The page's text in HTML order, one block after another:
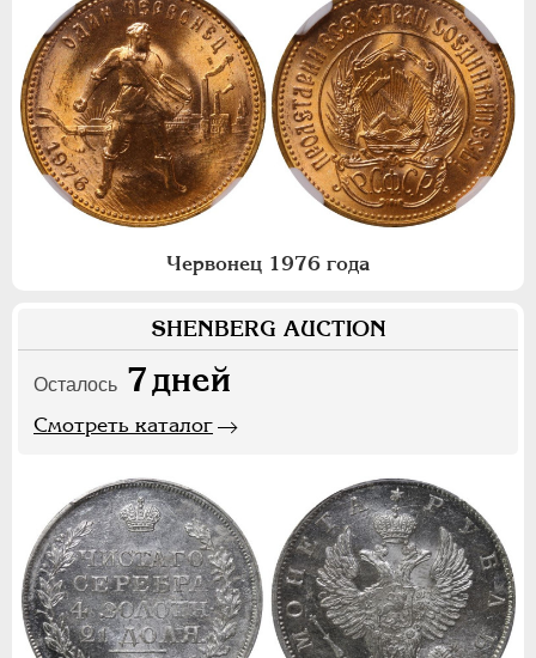
Червонец 1976 года
SHENBERG AUCTION
Осталось 7дней
Смотреть каталог